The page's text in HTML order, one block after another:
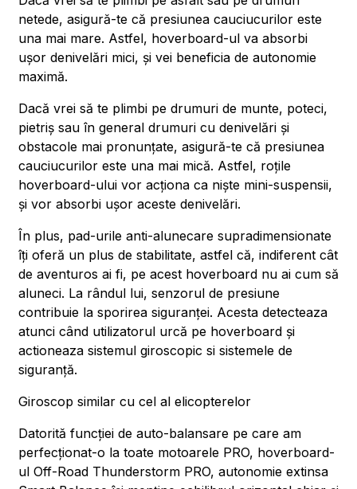
netede, asigură-te că presiunea cauciucurilor este
una mai mare. Astfel, hoverboard-ul va absorbi
ușor denivelări mici, și vei beneficia de autonomie
maximă.
Dacă vrei să te plimbi pe drumuri de munte, poteci,
pietriș sau în general drumuri cu denivelări și
obstacole mai pronunțate, asigură-te că presiunea
cauciucurilor este una mai mică. Astfel, roțile
hoverboard-ului vor acționa ca niște mini-suspensii,
și vor absorbi ușor aceste denivelări.
În plus, pad-urile anti-alunecare supradimensionate
îți oferă un plus de stabilitate, astfel că, indiferent cât
de aventuros ai fi, pe acest hoverboard nu ai cum să
aluneci. La rândul lui, senzorul de presiune
contribuie la sporirea siguranței. Acesta detecteaza
atunci când utilizatorul urcă pe hoverboard și
actioneaza sistemul giroscopic si sistemele de
siguranță.
Giroscop similar cu cel al elicopterelor
Datorită funcției de auto-balansare pe care am
perfecționat-o la toate motoarele PRO, hoverboard-
ul Off-Road Thunderstorm PRO, autonomie extinsa